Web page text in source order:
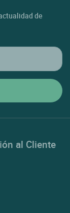
de
al Cliente